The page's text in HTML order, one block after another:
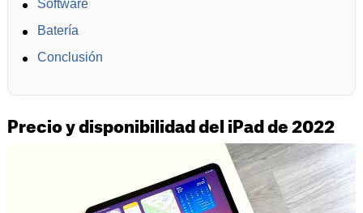
Software
Batería
Conclusión
Precio y disponibilidad del iPad de 2022